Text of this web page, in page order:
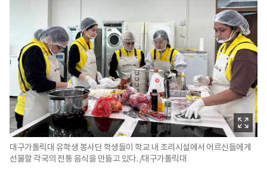
대구가톨릭대 유학생 봉사단 학생들이 학교 내 조리시설에서 어르신들에게
선물할 각국의 전통 음식을 만들고 있다. /대구가톨릭대